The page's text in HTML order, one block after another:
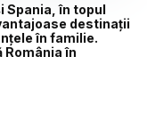
Spania, în topul
destinații
în familie.
România în